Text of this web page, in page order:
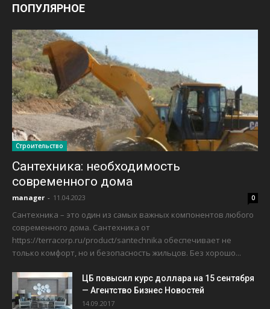
ПОПУЛЯРНОЕ
Строительство
Сантехника: необходимость
современного дома
manager - 11.04.2023 0
Сантехника – это один из самых важных компонентов любого
современного дома. Сантехника от
https://terracorp.ru/product/santechnika обеспечивает не
только комфорт, но и безопасность жильцов. Без хорошо...
ЦБ повысил курс доллара на 15 сентября
— Агентство Бизнес Новостей
14.09.2017